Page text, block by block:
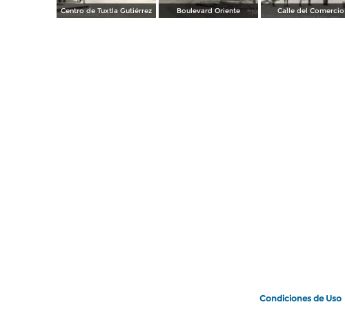
Centro de Tuxtla Gutiérrez Boulevard Oriente Calle del Comercio
Condiciones de Uso